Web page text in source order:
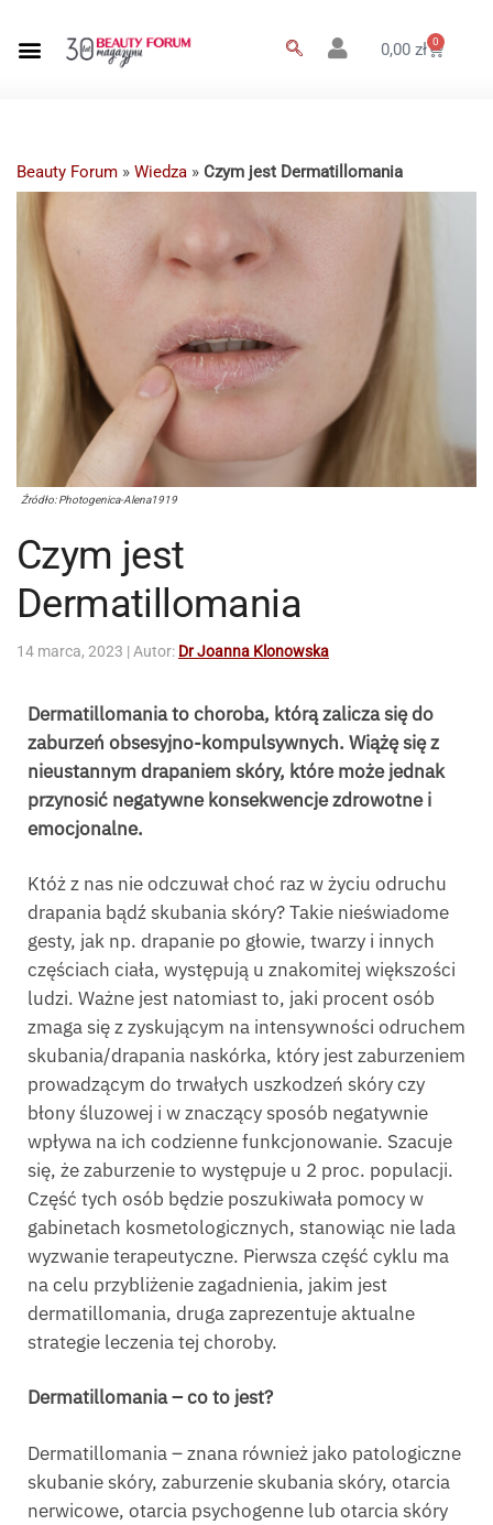
0,00zł 0
Beauty Forum » Wiedza » Czym jest Dermatillomania
Źródło: Photogenica-Alena1919
Czym jest
Dermatillomania
14 marca, 2023 | Autor: Dr Joanna Klonowska
Dermatillomania to choroba, którą zalicza się do
zaburzeń obsesyjno-kompulsywnych. Wiążę się z
nieustannym drapaniem skóry, które może jednak
przynosić negatywne konsekwencje zdrowotne i
emocjonalne.
Któż z nas nie odczuwał choć raz w życiu odruchu
drapania bądź skubania skóry? Takie nieświadome
gesty, jak np. drapanie po głowie, twarzy i innych
częściach ciała, występują u znakomitej większości
ludzi. Ważne jest natomiast to, jaki procent osób
zmaga się z zyskującym na intensywności odruchem
skubania/drapania naskórka, który jest zaburzeniem
prowadzącym do trwałych uszkodzeń skóry czy
błony śluzowej i w znaczący sposób negatywnie
wpływa na ich codzienne funkcjonowanie. Szacuje
się, że zaburzenie to występuje u 2 proc. populacji.
Część tych osób będzie poszukiwała pomocy w
gabinetach kosmetologicznych, stanowiąc nie lada
wyzwanie terapeutyczne. Pierwsza część cyklu ma
na celu przybliżenie zagadnienia, jakim jest
dermatillomania, druga zaprezentuje aktualne
strategie leczenia tej choroby.
Dermatillomania – co to jest?
Dermatillomania – znana również jako patologiczne
skubanie skóry, zaburzenie skubania skóry, otarcia
nerwicowe, otarcia psychogenne lub otarcia skóry